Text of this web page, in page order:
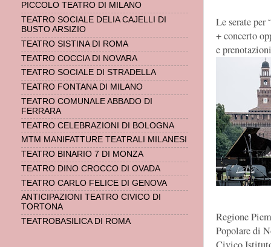
Le serate per
+ concerto
e
Regione
Popolare di
Civico
PICCOLO TEATRO DI MILANO
TEATRO SOCIALE DELIA CAJELLI DI
BUSTO ARSIZIO
TEATRO SISTINA DI ROMA
TEATRO COCCIA DI NOVARA
TEATRO SOCIALE DI STRADELLA
TEATRO FONTANA DI MILANO
TEATRO COMUNALE ABBADO DI
FERRARA
TEATRO CELEBRAZIONI DI BOLOGNA
MTM MANIFATTURE TEATRALI MILANESI
TEATRO BINARIO 7 DI MONZA
TEATRO DINO CROCCO DI OVADA
TEATRO CARLO FELICE DI GENOVA
ANTICIPAZIONI TEATRO CIVICO DI
TORTONA
TEATROBASILICA DI ROMA